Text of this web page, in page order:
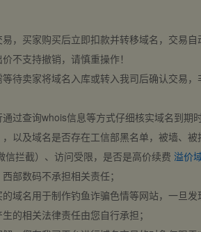
，买家购买后立即扣款并转移域名，交易
不支持撤销，请慎重操作！
待卖家将域名入库或转入我司后确认交易
通过查询whois信息等方式仔细核实域名到期
以及域名是否存在工信部黑名单，被墙、
信拦截）、访问受限，是否是高价续费 溢价
部数码不承担相关责任；
域名用于制作钓鱼诈骗色情等网站，一旦
的相关法律责任由您自行承担；